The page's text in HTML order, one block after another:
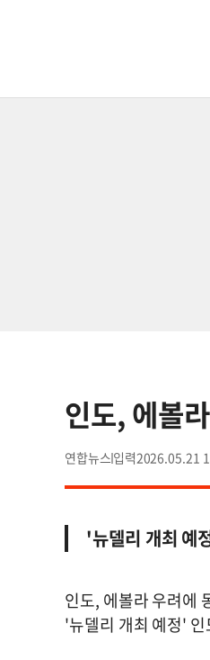
인도, 에볼
연합뉴스 2026.05.21
'뉴델리 개최 예
인도, 에볼라 우려에
'뉴델리 개최 예정'